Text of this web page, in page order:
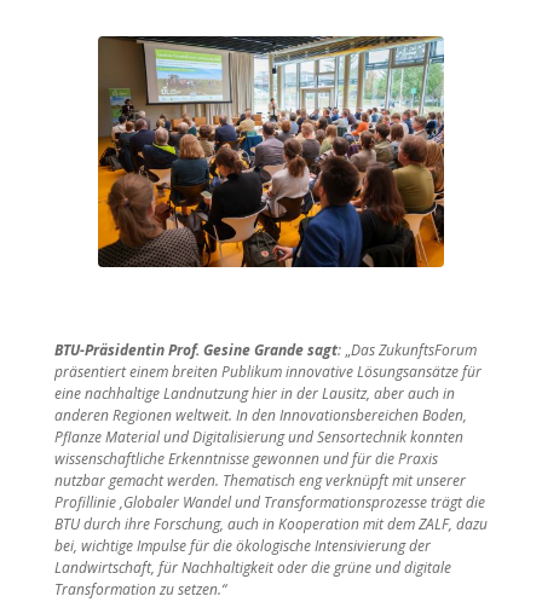
BTU-Präsidentin Prof. Gesine Grande sagt: „Das ZukunftsForum
präsentiert einem breiten Publikum innovative Lösungsansätze für
eine nachhaltige Landnutzung hier in der Lausitz, aber auch in
anderen Regionen weltweit. In den Innovationsbereichen Boden,
Pflanze Material und Digitalisierung und Sensortechnik konnten
wissenschaftliche Erkenntnisse gewonnen und für die Praxis
nutzbar gemacht werden. Thematisch eng verknüpft mit unserer
Profillinie ‚Globaler Wandel und Transformationsprozesse trägt die
BTU durch ihre Forschung, auch in Kooperation mit dem ZALF, dazu
bei, wichtige Impulse für die ökologische Intensivierung der
Landwirtschaft, für Nachhaltigkeit oder die grüne und digitale
Transformation zu setzen.“